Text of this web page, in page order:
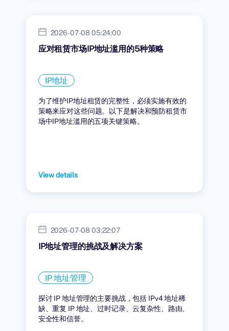
2026-07-08 05:24:00
应对租赁市场IP地址滥用的5种策略
IP地址
为了维护IP地址租赁的完整性，必须实施有效的
策略来应对这些问题。以下是解决和预防租赁市
场中IP地址滥用的五项关键策略。
View details
2026-07-08 03:22:07
IP地址管理的挑战及解决方案
IP 地址管理
探讨 IP 地址管理的主要挑战，包括 IPv4 地址稀
缺、重复 IP 地址、过时记录、云复杂性、路由、
安全性和信誉。